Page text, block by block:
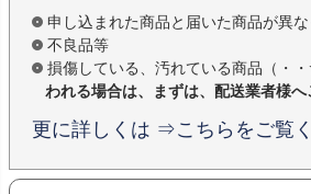
申し込まれた商品と届いた商品が異
不良品等
損傷している、汚れている商品（・・
われる場合は、まずは、配送業者様
更に詳しくは ⇒こちらをご覧く